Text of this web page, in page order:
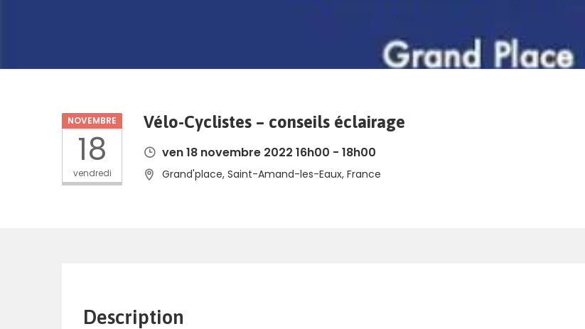
NOVEMBRE
18
vendredi
Vélo-Cyclistes – conseils éclairage
ven 18 novembre 2022 16h00 - 18h00
Grand'place, Saint-Amand-les-Eaux, France
Description